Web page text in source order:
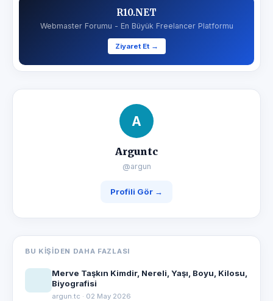
R10.NET
Webmaster Forumu - En Büyük Freelancer Platformu
Ziyaret Et →
A
Arguntc
@argun
Profili Gör →
BU KIŞIDEN DAHA FAZLASI
Merve Taşkın Kimdir, Nereli, Yaşı, Boyu, Kilosu,
Biyografisi
argun.tc · 02 May 2026